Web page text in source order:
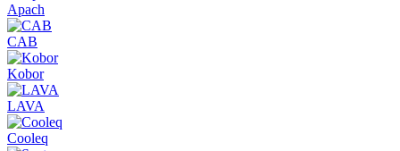
Apach
CAB
Kobor
LAVA
Cooleq